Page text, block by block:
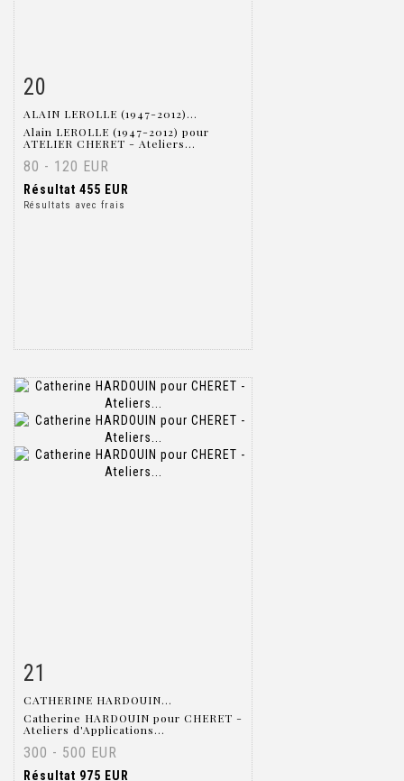
Fiche détaillée
20
ALAIN LEROLLE (1947-2012)...
Alain LEROLLE (1947-2012) pour
ATELIER CHERET - Ateliers...
80 - 120 EUR
Résultat 455 EUR
Résultats avec frais
Fiche détaillée
21
CATHERINE HARDOUIN...
Catherine HARDOUIN pour CHERET -
Ateliers d'Applications...
300 - 500 EUR
Résultat 975 EUR